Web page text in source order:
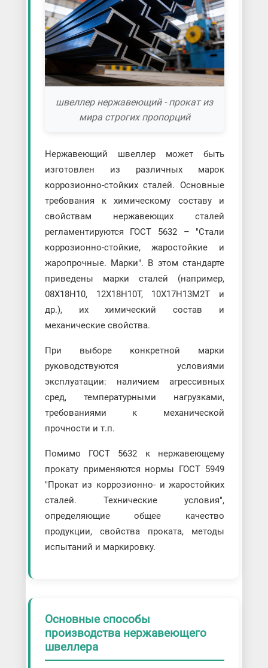
швеллер нержавеющий - прокат из
мира строгих пропорций
Нержавеющий швеллер может быть
изготовлен из различных марок
коррозионно-стойких сталей. Основные
требования к химическому составу и
свойствам нержавеющих сталей
регламентируются ГОСТ 5632 – "Стали
коррозионно-стойкие, жаростойкие и
жаропрочные. Марки". В этом стандарте
приведены марки сталей (например,
08Х18Н10, 12Х18Н10Т, 10Х17Н13М2Т и
др.), их химический состав и
механические свойства.
При выборе конкретной марки
руководствуются условиями
эксплуатации: наличием агрессивных
сред, температурными нагрузками,
требованиями к механической
прочности и т.п.
Помимо ГОСТ 5632 к нержавеющему
прокату применяются нормы ГОСТ 5949
"Прокат из коррозионно- и жаростойких
сталей. Технические условия",
определяющие общее качество
продукции, свойства проката, методы
испытаний и маркировку.
Основные способы
производства нержавеющего
швеллера